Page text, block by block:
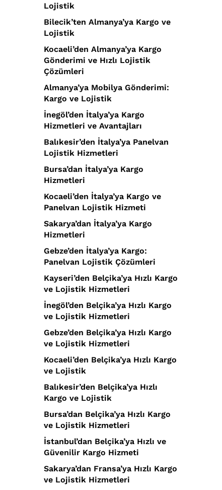
Lojistik
Bilecik’ten Almanya’ya Kargo ve
Lojistik
Kocaeli’den Almanya’ya Kargo
Gönderimi ve Hızlı Lojistik
Çözümleri
Almanya’ya Mobilya Gönderimi:
Kargo ve Lojistik
İnegöl’den İtalya’ya Kargo
Hizmetleri ve Avantajları
Balıkesir’den İtalya’ya Panelvan
Lojistik Hizmetleri
Bursa’dan İtalya’ya Kargo
Hizmetleri
Kocaeli’den İtalya’ya Kargo ve
Panelvan Lojistik Hizmeti
Sakarya’dan İtalya’ya Kargo
Hizmetleri
Gebze’den İtalya’ya Kargo:
Panelvan Lojistik Çözümleri
Kayseri’den Belçika’ya Hızlı Kargo
ve Lojistik Hizmetleri
İnegöl’den Belçika’ya Hızlı Kargo
ve Lojistik Hizmetleri
Gebze’den Belçika’ya Hızlı Kargo
ve Lojistik Hizmetleri
Kocaeli’den Belçika’ya Hızlı Kargo
ve Lojistik
Balıkesir’den Belçika’ya Hızlı
Kargo ve Lojistik
Bursa’dan Belçika’ya Hızlı Kargo
ve Lojistik Hizmetleri
İstanbul’dan Belçika’ya Hızlı ve
Güvenilir Kargo Hizmeti
Sakarya’dan Fransa’ya Hızlı Kargo
ve Lojistik Hizmetleri